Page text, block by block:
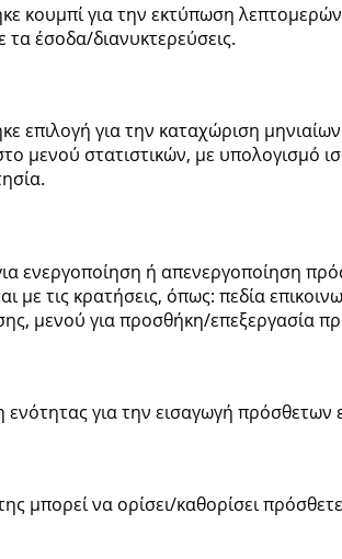
κουμπί για την εκτύπωση
τα έσοδα/διανυκτερεύσεις.
επιλογή για την καταχώριση
μενού στατιστικών, με υπολογισμό
ενεργοποίηση ή απενεργοποίηση
με τις κρατήσεις, όπως: πεδία
μενού για προσθήκη/επεξεργασία
για την εισαγωγή
μπορεί να ορίσει/καθορίσει